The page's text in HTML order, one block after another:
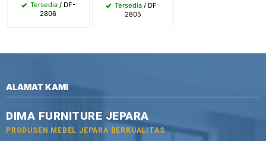
Tersedia/ DF-
2806
Tersedia / DF-
2805
ALAMAT KAMI
DIMA FURNITURE JEPARA
PRODUSEN MEBEL JEPARA BERKUALITAS